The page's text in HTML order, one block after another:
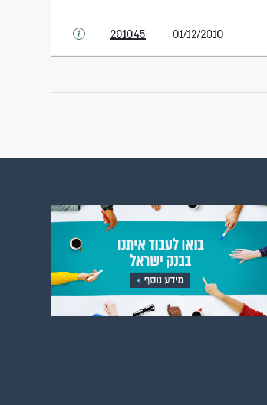
01/12/2010
201045